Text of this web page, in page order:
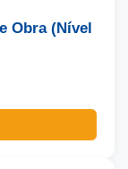
Obra (Nível